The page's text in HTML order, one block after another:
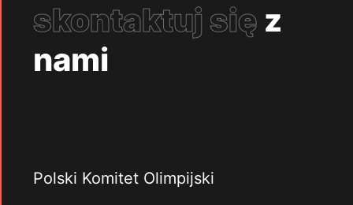
skontaktuj się z
nami
Polski Komitet Olimpijski